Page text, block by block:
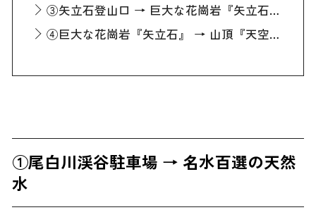
③矢立石登山口 → 巨大な花崗岩『矢立石』 所要時間15分
④巨大な花崗岩『矢立石』 → 山頂『天空のビーチ』 所要時間2時間
①尾白川渓谷駐車場 → 名水百選の天然
水